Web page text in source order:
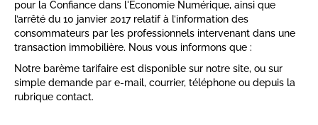
pour la Confiance dans l'Économie Numérique, ainsi que
l’arrêté du 10 janvier 2017 relatif à l’information des
consommateurs par les professionnels intervenant dans une
transaction immobilière. Nous vous informons que :
Notre barème tarifaire est disponible sur notre site, ou sur
simple demande par e-mail, courrier, téléphone ou depuis la
rubrique contact.